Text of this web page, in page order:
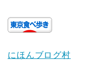
にほんブログ村